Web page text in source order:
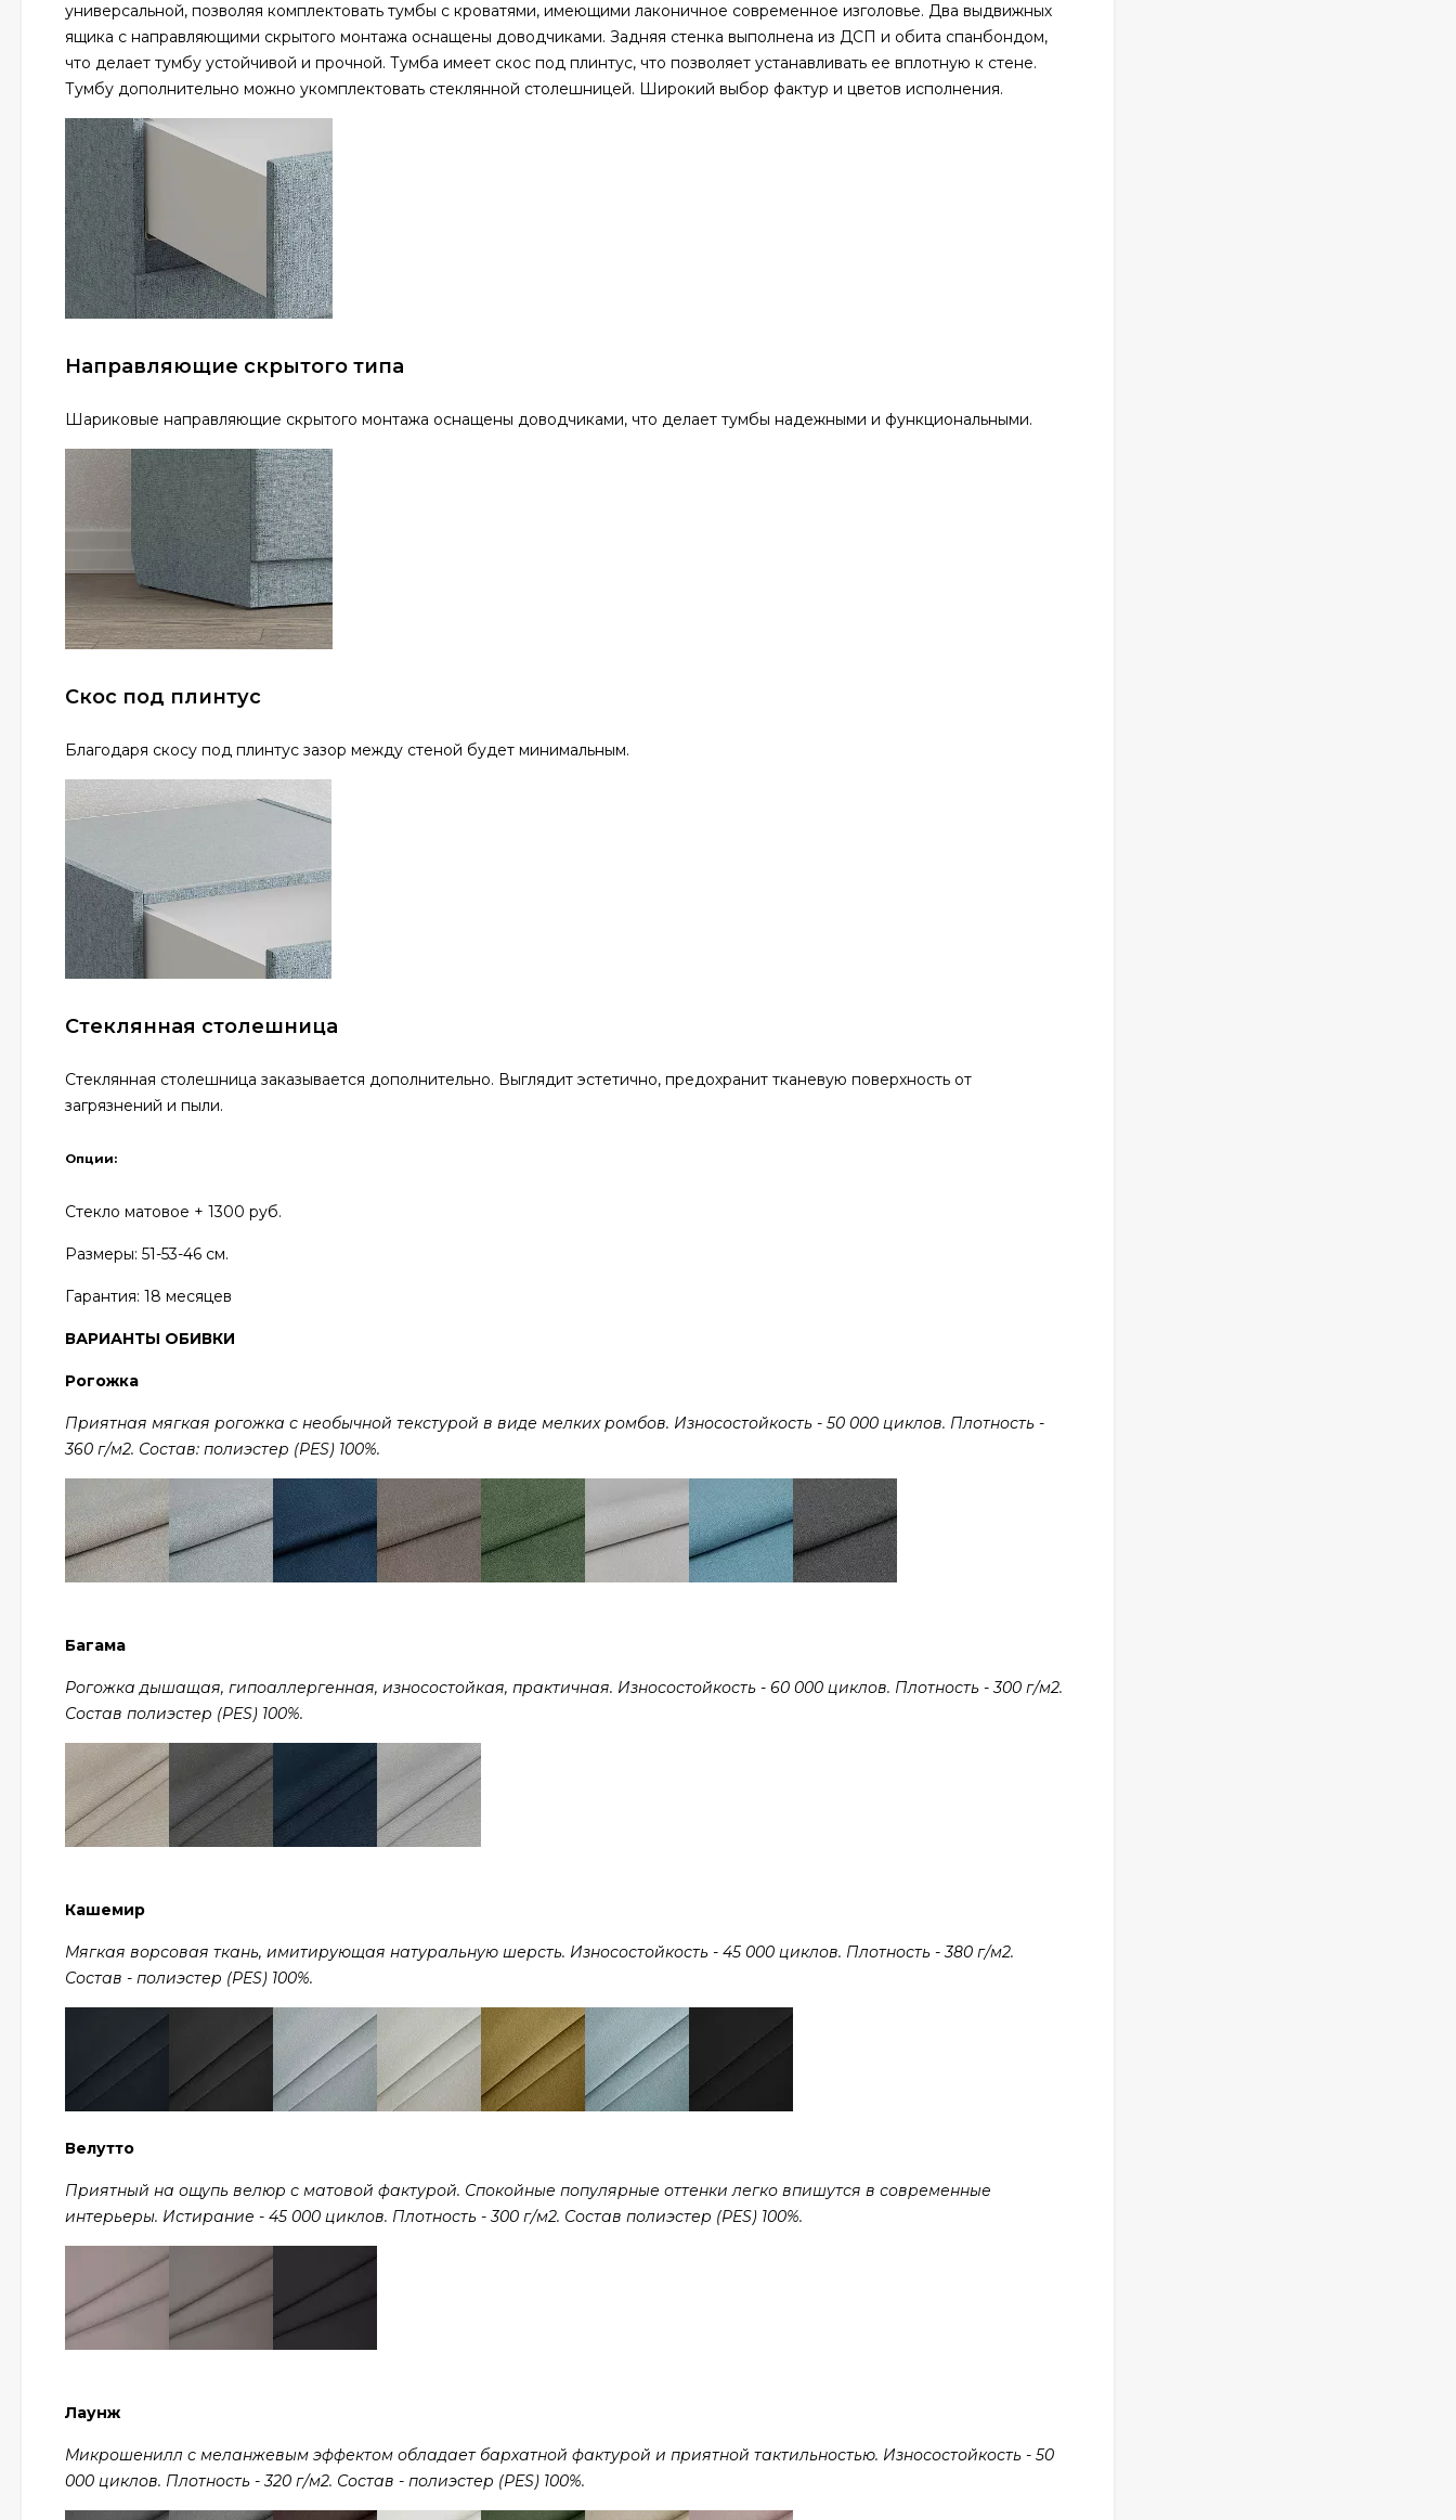
универсальной, позволяя комплектовать тумбы с кроватями, имеющими лаконичное современное изголовье. Два выдвижных
ящика с направляющими скрытого монтажа оснащены доводчиками. Задняя стенка выполнена из ДСП и обита спанбондом,
что делает тумбу устойчивой и прочной. Тумба имеет скос под плинтус, что позволяет устанавливать ее вплотную к стене.
Тумбу дополнительно можно укомплектовать стеклянной столешницей. Широкий выбор фактур и цветов исполнения.
Направляющие скрытого типа
Шариковые направляющие скрытого монтажа оснащены доводчиками, что делает тумбы надежными и функциональными.
Скос под плинтус
Благодаря скосу под плинтус зазор между стеной будет минимальным.
Стеклянная столешница
Стеклянная столешница заказывается дополнительно. Выглядит эстетично, предохранит тканевую поверхность от
загрязнений и пыли.
Опции:
Стекло матовое + 1300 руб.
Размеры: 51-53-46 см.
Гарантия: 18 месяцев
ВАРИАНТЫ ОБИВКИ
Рогожка
Приятная мягкая рогожка с необычной текстурой в виде мелких ромбов. Износостойкость - 50 000 циклов. Плотность -
360 г/м2. Состав: полиэстер (PES) 100%.
Багама
Рогожка дышащая, гипоаллергенная, износостойкая, практичная. Износостойкость - 60 000 циклов. Плотность - 300 г/м2.
Состав полиэстер (PES) 100%.
Кашемир
Мягкая ворсовая ткань, имитирующая натуральную шерсть. Износостойкость - 45 000 циклов. Плотность - 380 г/м2.
Состав - полиэстер (PES) 100%.
Велутто
Приятный на ощупь велюр с матовой фактурой. Спокойные популярные оттенки легко впишутся в современные
интерьеры. Истирание - 45 000 циклов. Плотность - 300 г/м2. Состав полиэстер (PES) 100%.
Лаунж
Микрошенилл с меланжевым эффектом обладает бархатной фактурой и приятной тактильностью. Износостойкость - 50
000 циклов. Плотность - 320 г/м2. Состав - полиэстер (PES) 100%.